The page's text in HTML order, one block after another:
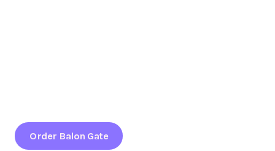
Order Balon Gate